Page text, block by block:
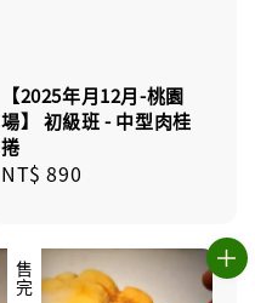
【2025年月12月-桃園
場】 初級班 - 中型肉桂
捲
Regular
NT$ 890
售完